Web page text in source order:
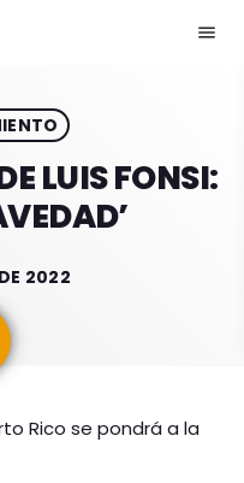
menu
LUIS FONSI:
2022
Rico se pondrá a la